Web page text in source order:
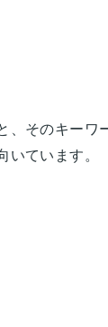
そのキーワ
ています。